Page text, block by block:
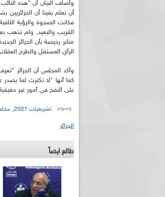
وأضاف البيان أن "هذه النائب
أن تعلم يقينا أن
القريب والبعيد, ولم تذهب
منابر رخيصة بأن الجزائر
الرأي المستقل والطرح
وأكد المجلس أن الجزائر
كما أنها "لا تكترث لما
على النفخ في أمور غير
وسوم: تشريعيات 2021 ,
الجزائر
طالع ايضاً